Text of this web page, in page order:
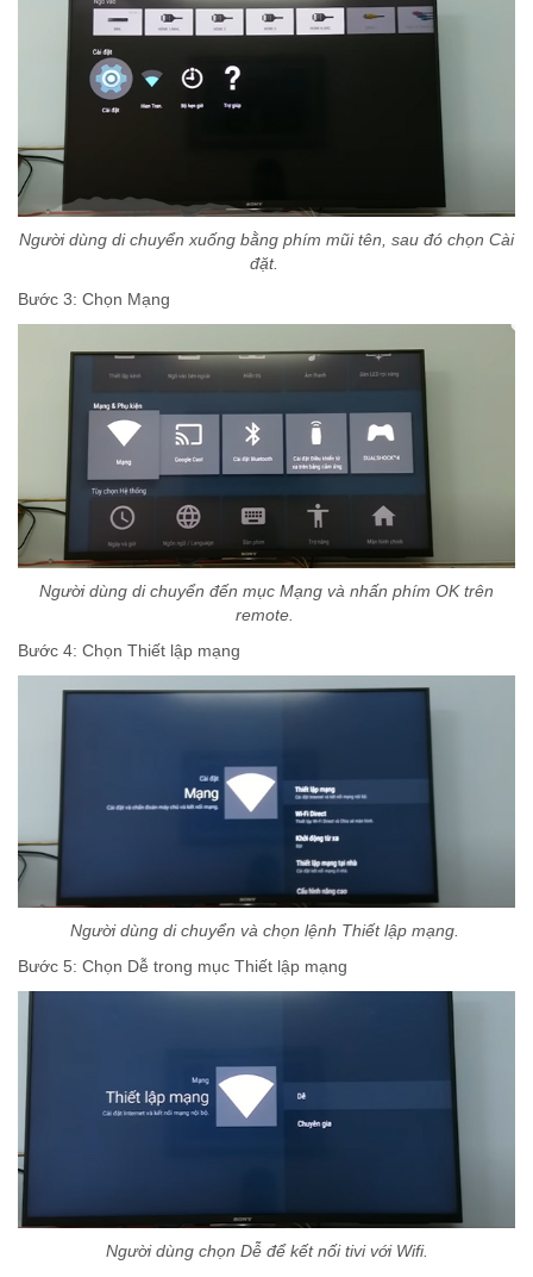
Người dùng di chuyển xuống bằng phím mũi tên, sau đó chọn Cài
đặt.
Bước 3: Chọn Mạng
Người dùng di chuyển đến mục Mạng và nhấn phím OK trên
remote.
Bước 4: Chọn Thiết lập mạng
Người dùng di chuyển và chọn lệnh Thiết lập mạng.
Bước 5: Chọn Dễ trong mục Thiết lập mạng
Người dùng chọn Dễ để kết nối tivi với Wifi.